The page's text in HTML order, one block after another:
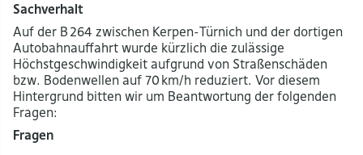
Sachverhalt
Auf der B 264 zwischen Kerpen-Türnich und der dortigen
Autobahnauffahrt wurde kürzlich die zulässige
Höchstgeschwindigkeit aufgrund von Straßenschäden
bzw. Bodenwellen auf 70 km/h reduziert. Vor diesem
Hintergrund bitten wir um Beantwortung der folgenden
Fragen:
Fragen